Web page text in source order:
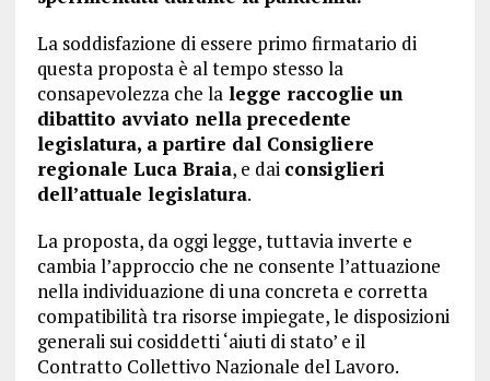
La soddisfazione di essere primo firmatario di
questa proposta è al tempo stesso la
consapevolezza che lalegge raccoglie un
dibattito avviato nella precedente
legislatura, a partire dal Consigliere
regionale Luca Braia, e dai consiglieri
dell’attuale legislatura.
La proposta, da oggi legge, tuttavia inverte e
cambia l’approccio che ne consente l’attuazione
nella individuazione di una concreta e corretta
compatibilità tra risorse impiegate, le disposizioni
generali sui cosiddetti ‘aiuti di stato’ e il
Contratto Collettivo Nazionale del Lavoro.